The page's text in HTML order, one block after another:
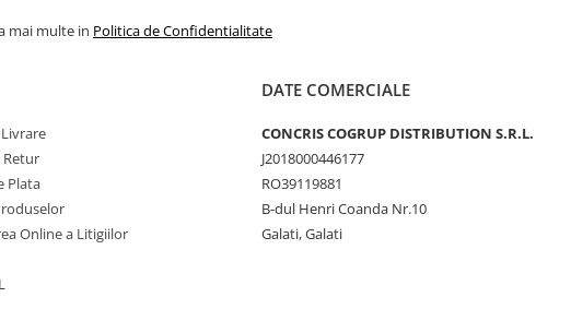
mai multe in Politica de Confidentialitate
Retur
Plata
Online a Litigiilor
DATE COMERCIALE
CONCRIS COGRUP DISTRIBUTION S.R.L.
J2018000446177
RO39119881
B-dul Henri Coanda Nr.10
Galati, Galati